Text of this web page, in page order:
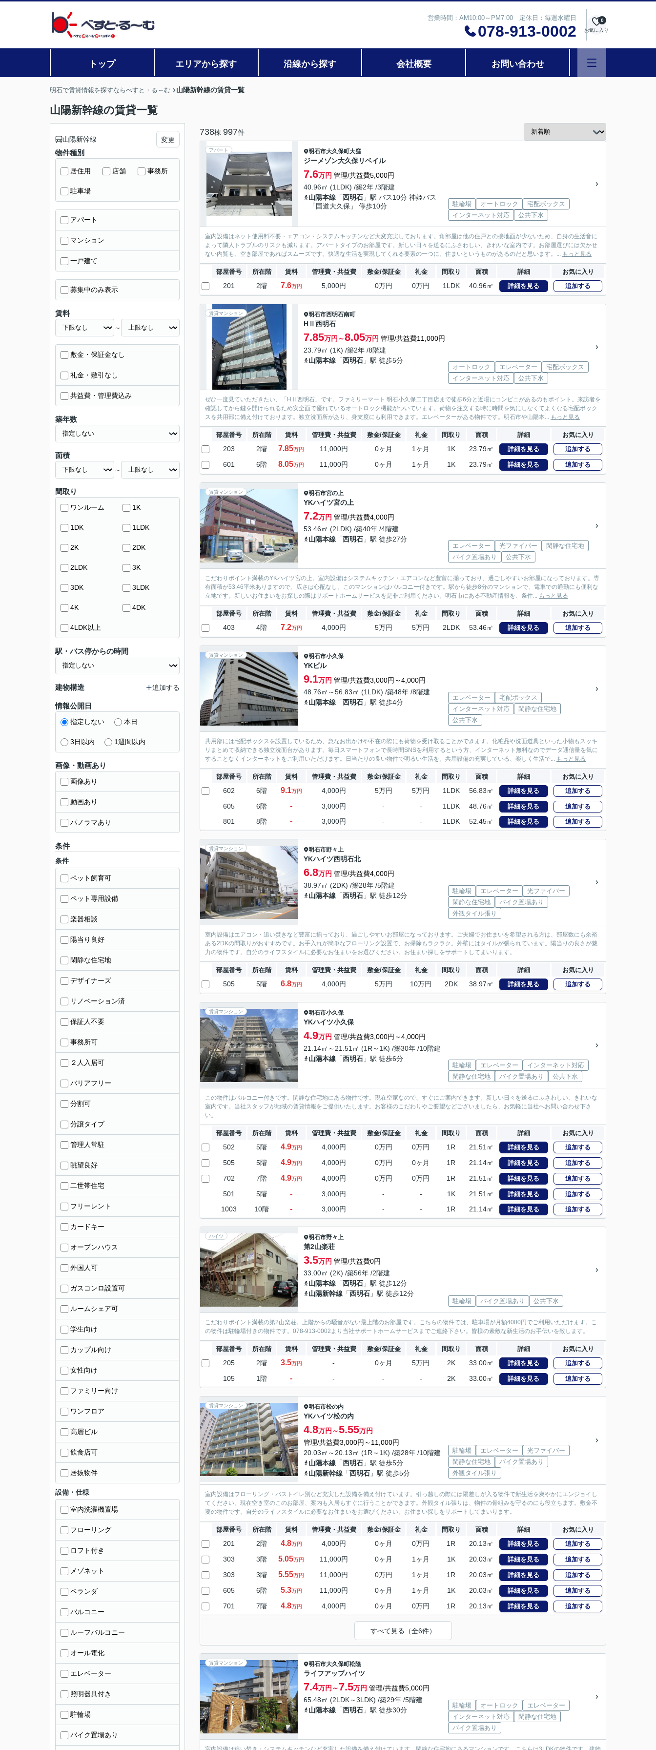
営業時間：AM10:00～PM7:00 定休日：毎週水曜日
078-913-0002 お気に入り
0
トップ エリアから探す 沿線から探す 会社概要 お問い合わせ
明石で賃貸情報を探すならべすと・る～む 山陽新幹線の賃貸一覧
山陽新幹線の賃貸一覧
738棟 997件
アパート 明石市大久保町大窪
ジーメゾン大久保リベイル
7.6万円 管理/共益費5,000円
40.96㎡ (1LDK) /築2年 /3階建
山陽本線 「西明石 」駅 バス10分 神姫バス
「国道大久保」 停歩10分
駐輪場 オートロック
宅配ボックス
インターネット対応
公共下水
室内設備はネット使用料不要・エアコン・システムキッチンなど大変充実しております。角部屋は他の住戸との接地面が少ないため、自身の生活音に
よって隣人トラブルのリスクも減ります。アパートタイプのお部屋です。新しい日々を送るにふさわしい、きれいな室内です。お部屋選びには欠かせ
ない内覧も、空き部屋であればスムーズです。快適な生活を実現してくれる要素の一つに、住まいというものがあるのだと思います。... もっと見る
部屋番号 所在階 賃料 管理費・共益費 敷金/保証金 礼金 間取り 面積 詳細 お気に入り
201 2階 7.6万円 5,000円 0万円 0万円 1LDK 40.96㎡ 詳細を見る 追加する
賃貸マンション 明石市西明石南町
HⅡ西明石
7.85万円～8.05万円 管理/共益費11,000円
23.79㎡ (1K) /築2年 /8階建
山陽本線 「西明石 」駅 徒歩5分
オートロック エレベーター
宅配ボックス
インターネット対応
公共下水
ぜひ一度見ていただきたい、「HⅡ西明石」です。ファミリーマート 明石小久保二丁目店まで徒歩6分と近場にコンビニがあるのもポイント。来訪者を
確認してから鍵を開けられるため安全面で優れているオートロック機能がついています。荷物を注文する時に時間を気にしなくてよくなる宅配ボック
スを共用部に備え付けております。独立洗面所があり、身支度にも利用できます。エレベーターがある物件です。明石市や山陽本... もっと見る
部屋番号 所在階 賃料 管理費・共益費 敷金/保証金 礼金 間取り 面積 詳細 お気に入り
203 2階 7.85万円 11,000円 0ヶ月 1ヶ月 1K 23.79㎡ 詳細を見る 追加する
601 6階 8.05万円 11,000円 0ヶ月 1ヶ月 1K 23.79㎡ 詳細を見る 追加する
賃貸マンション 明石市宮の上
YKハイツ宮の上
7.2万円 管理/共益費4,000円
53.46㎡ (2LDK) /築40年 /4階建
山陽本線 「西明石 」駅 徒歩27分
エレベーター 光ファイバー
閑静な住宅地
バイク置場あり
公共下水
こだわりポイント満載のYKハイツ宮の上。室内設備はシステムキッチン・エアコンなど豊富に揃っており、過ごしやすいお部屋になっております。専
有面積が53.46平米ありますので、広さは心配なし。このマンションはバルコニー付きです。駅から徒歩8分のマンションで、電車での通勤にも便利な
立地です。新しいお住まいをお探しの際はサポートホームサービスを是非ご利用ください。明石市にある不動産情報を、条件... もっと見る
部屋番号 所在階 賃料 管理費・共益費 敷金/保証金 礼金 間取り 面積 詳細 お気に入り
403 4階 7.2万円 4,000円 5万円 5万円 2LDK 53.46㎡ 詳細を見る 追加する
賃貸マンション 明石市小久保
YKビル
9.1万円 管理/共益費3,000円～4,000円
48.76㎡～56.83㎡ (1LDK) /築48年 /8階建
山陽本線 「西明石 」駅 徒歩4分
エレベーター
宅配ボックス
インターネット対応
閑静な住宅地
公共下水
共用部には宅配ボックスを設置しているため、急なお出かけや不在の際にも荷物を受け取ることができます。化粧品や洗面道具といった小物もスッキ
リまとめて収納できる独立洗面台があります。毎日スマートフォンで長時間SNSを利用するという方、インターネット無料なのでデータ通信量を気に
することなくインターネットをご利用いただけます。日当たりの良い物件で明るい生活を。共用設備の充実している、楽しく生活で... もっと見る
部屋番号 所在階 賃料 管理費・共益費 敷金/保証金 礼金 間取り 面積 詳細 お気に入り
602 6階 9.1万円 4,000円 5万円 5万円 1LDK 56.83㎡ 詳細を見る 追加する
605 6階 - 3,000円 - - 1LDK 48.76㎡ 詳細を見る 追加する
801 8階 - 3,000円 - - 1LDK 52.45㎡ 詳細を見る 追加する
賃貸マンション 明石市野々上
YKハイツ西明石北
6.8万円 管理/共益費4,000円
38.97㎡ (2DK) /築28年 /5階建
山陽本線 「西明石 」駅 徒歩12分
駐輪場 エレベーター
光ファイバー
閑静な住宅地
バイク置場あり
外観タイル張り
室内設備はエアコン・追い焚きなど豊富に揃っており、過ごしやすいお部屋になっております。ご夫婦でお住まいを希望される方は、部屋数にも余裕
ある2DKの間取りがおすすめです。お手入れが簡単なフローリング設置で、お掃除もラクラク。外壁にはタイルが張られています。陽当りの良さが魅
力の物件です。自分のライフスタイルに必要なお住まいをお選びください。お住まい探しをサポートしてまいります。
部屋番号 所在階 賃料 管理費・共益費 敷金/保証金 礼金 間取り 面積 詳細 お気に入り
505 5階 6.8万円 4,000円 5万円 10万円 2DK 38.97㎡ 詳細を見る 追加する
賃貸マンション 明石市小久保
YKハイツ小久保
4.9万円 管理/共益費3,000円～4,000円
21.14㎡～21.51㎡ (1R～1K) /築30年 /10階建
山陽本線 「西明石 」駅 徒歩6分
駐輪場 エレベーター
インターネット対応
閑静な住宅地
バイク置場あり 公共下水
この物件はバルコニー付きです。閑静な住宅地にある物件です。現在空家なので、すぐにご案内できます。新しい日々を送るにふさわしい、きれいな
室内です。当社スタッフが地域の賃貸情報をご提供いたします。お客様のこだわりやご要望などございましたら、お気軽に当社へお問い合わせ下さ
い。
部屋番号 所在階 賃料 管理費・共益費 敷金/保証金 礼金 間取り 面積 詳細 お気に入り
502 5階 4.9万円 4,000円 0万円 0万円 1R 21.51㎡ 詳細を見る 追加する
505 5階 4.9万円 4,000円 0万円 0ヶ月 1R 21.14㎡ 詳細を見る 追加する
702 7階 4.9万円 4,000円 0万円 0万円 1R 21.51㎡ 詳細を見る 追加する
501 5階 - 3,000円 - - 1K 21.51㎡ 詳細を見る 追加する
1003 10階 - 3,000円 - - 1R 21.14㎡ 詳細を見る 追加する
ハイツ 明石市野々上
第2山楽荘
3.5万円 管理/共益費0円
33.00㎡ (2K) /築56年 /2階建
山陽本線 「西明石 」駅 徒歩12分
山陽新幹線 「西明石 」駅 徒歩12分
駐輪場 バイク置場あり 公共下水
こだわりポイント満載の第2山楽荘。上階からの騒音がない最上階のお部屋です。こちらの物件では、駐車場が月額4000円でご利用いただけます。こ
の物件は駐輪場付きの物件です。078-913-0002より当社サポートホームサービスまでご連絡下さい。皆様の素敵な新生活のお手伝いを致します。
部屋番号 所在階 賃料 管理費・共益費 敷金/保証金 礼金 間取り 面積 詳細 お気に入り
205 2階 3.5万円 - 0ヶ月 5万円 2K 33.00㎡ 詳細を見る 追加する
105 1階 - - - - 2K 33.00㎡ 詳細を見る 追加する
賃貸マンション 明石市松の内
YKハイツ松の内
4.8万円～5.55万円
管理/共益費3,000円～11,000円
20.03㎡～20.13㎡ (1R～1K) /築28年 /10階建
山陽本線 「西明石 」駅 徒歩5分
山陽新幹線 「西明石 」駅 徒歩5分
駐輪場 エレベーター
光ファイバー
閑静な住宅地
バイク置場あり
外観タイル張り
室内設備はフローリング・バストイレ別など充実した設備を備え付けています。引っ越しの際には陽差しが入る物件で新生活を爽やかにエンジョイし
てください。現在空き室のこのお部屋、案内も入居もすぐに行うことができます。外観タイル張りは、物件の骨組みを守るのにも役立ちます。敷金不
要の物件です。自分のライフスタイルに必要なお住まいをお選びください。お住まい探しをサポートしてまいります。
部屋番号 所在階 賃料 管理費・共益費 敷金/保証金 礼金 間取り 面積 詳細 お気に入り
201 2階 4.8万円 4,000円 0ヶ月 0万円 1R 20.13㎡ 詳細を見る 追加する
303 3階 5.05万円 11,000円 0ヶ月 1ヶ月 1K 20.03㎡ 詳細を見る 追加する
303 3階 5.55万円 11,000円 0万円 1ヶ月 1R 20.03㎡ 詳細を見る 追加する
605 6階 5.3万円 11,000円 0ヶ月 1ヶ月 1K 20.03㎡ 詳細を見る 追加する
701 7階 4.8万円 4,000円 0ヶ月 0万円 1R 20.13㎡ 詳細を見る 追加する
すべて見る（全6件）
賃貸マンション 明石市大久保町松陰
ライフアップハイツ
7.4万円～7.5万円 管理/共益費5,000円
65.48㎡ (2LDK～3LDK) /築29年 /5階建
山陽本線 「西明石 」駅 徒歩30分
駐輪場 オートロック
エレベーター
インターネット対応
閑静な住宅地
バイク置場あり
山陽新幹線 変更
物件種別
居住用 店舗 事務所
駐車場
アパート
マンション
一戸建て
募集中のみ表示
賃料
～
敷金・保証金なし
礼金・敷引なし
共益費・管理費込み
築年数
面積
～
間取り
ワンルーム 1K
1DK 1LDK
2K 2DK
2LDK 3K
3DK 3LDK
4K 4DK
4LDK以上
駅・バス停からの時間
建物構造 追加する
情報公開日
指定しない 本日
3日以内 1週間以内
画像・動画あり
画像あり
動画あり
パノラマあり
条件
条件
ペット飼育可
ペット専用設備
楽器相談
陽当り良好
閑静な住宅地
デザイナーズ
リノベーション済
保証人不要
事務所可
２人入居可
バリアフリー
分割可
分譲タイプ
管理人常駐
眺望良好
二世帯住宅
フリーレント
カードキー
オープンハウス
外国人可
ガスコンロ設置可
ルームシェア可
学生向け
カップル向け
女性向け
ファミリー向け
ワンフロア
高層ビル
飲食店可
居抜物件
設備・仕様
室内洗濯機置場
フローリング
ロフト付き
メゾネット
ベランダ
バルコニー
ルーフバルコニー
オール電化
エレベーター
照明器具付き
駐輪場
バイク置場あり